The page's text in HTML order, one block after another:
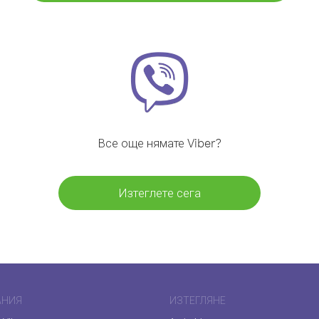
Все още нямате Viber?
Изтеглете сега
ИЗТЕГЛЯНЕ